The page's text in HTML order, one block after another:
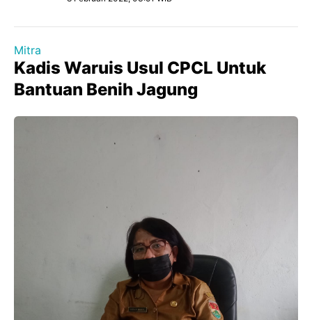
Mitra
Kadis Waruis Usul CPCL Untuk
Bantuan Benih Jagung